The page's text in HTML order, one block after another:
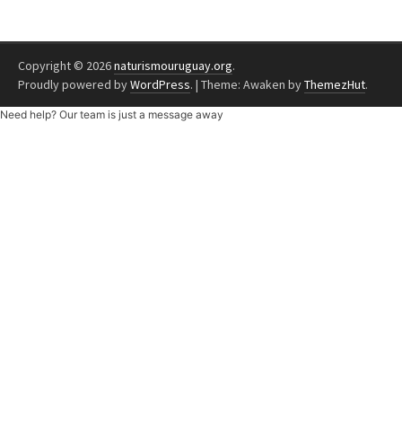
Copyright © 2026naturismouruguay.org.
Proudly powered byWordPress. | Theme: Awaken byThemezHut.
Need help? Our team is just a message away